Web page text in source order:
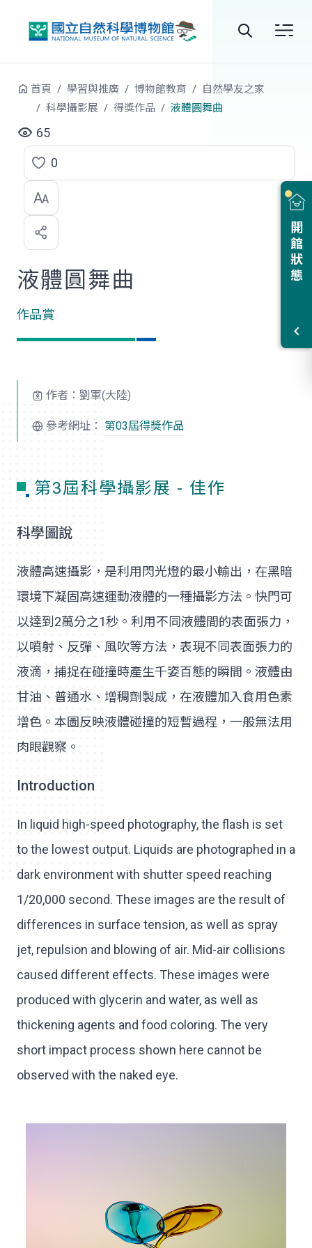
站
開館狀態
首頁 學習與推廣 博物館教育
自然學友之家
科學攝影展
得獎作品 液體圓舞曲
65
點
選
喜
歡
0
液體圓舞曲
作品賞
作者：劉軍(大陸)
參考網址： 第03屆得獎作品
第3屆科學攝影展 - 佳作
科學圖說
液體高速攝影，是利用閃光燈的最小輸出，在黑暗
環境下凝固高速運動液體的一種攝影方法。快門可
以達到2萬分之1秒。利用不同液體間的表面張力，
以噴射、反彈、風吹等方法，表現不同表面張力的
液滴，捕捉在碰撞時產生千姿百態的瞬間。液體由
甘油、普通水、增稠劑製成，在液體加入食用色素
增色。本圖反映液體碰撞的短暫過程，一般無法用
肉眼觀察。
Introduction
In liquid high-speed photography, the flash is set
to the lowest output. Liquids are photographed in a
dark environment with shutter speed reaching
1/20,000 second. These images are the result of
differences in surface tension, as well as spray
jet, repulsion and blowing of air. Mid-air collisions
caused different effects. These images were
produced with glycerin and water, as well as
thickening agents and food coloring. The very
short impact process shown here cannot be
observed with the naked eye.